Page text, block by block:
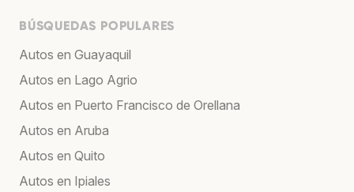
BÚSQUEDAS POPULARES
Autos en Guayaquil
Autos en Lago Agrio
Autos en Puerto Francisco de Orellana
Autos en Aruba
Autos en Quito
Autos en Ipiales